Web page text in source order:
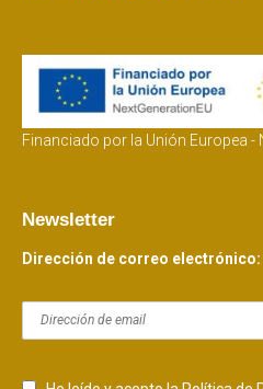
Financiado por la Unión Europea -
Newsletter
Dirección de correo electrónico: